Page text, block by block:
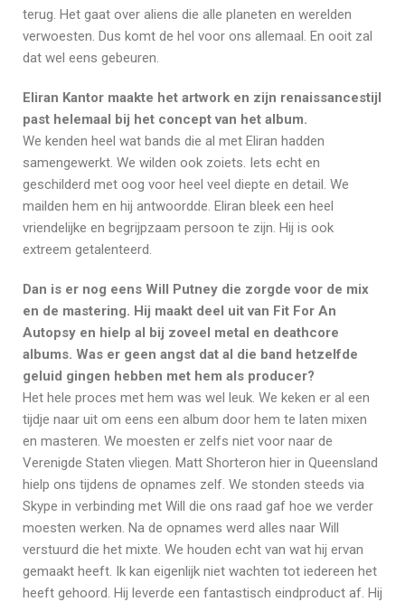
terug. Het gaat over aliens die alle planeten en werelden
verwoesten. Dus komt de hel voor ons allemaal. En ooit zal
dat wel eens gebeuren.
Eliran Kantor maakte het artwork en zijn renaissancestijl
past helemaal bij het concept van het album.
We kenden heel wat bands die al met Eliran hadden
samengewerkt. We wilden ook zoiets. Iets echt en
geschilderd met oog voor heel veel diepte en detail. We
mailden hem en hij antwoordde. Eliran bleek een heel
vriendelijke en begrijpzaam persoon te zijn. Hij is ook
extreem getalenteerd.
Dan is er nog eens Will Putney die zorgde voor de mix
en de mastering. Hij maakt deel uit van Fit For An
Autopsy en hielp al bij zoveel metal en deathcore
albums. Was er geen angst dat al die band hetzelfde
geluid gingen hebben met hem als producer?
Het hele proces met hem was wel leuk. We keken er al een
tijdje naar uit om eens een album door hem te laten mixen
en masteren. We moesten er zelfs niet voor naar de
Verenigde Staten vliegen. Matt Shorteron hier in Queensland
hielp ons tijdens de opnames zelf. We stonden steeds via
Skype in verbinding met Will die ons raad gaf hoe we verder
moesten werken. Na de opnames werd alles naar Will
verstuurd die het mixte. We houden echt van wat hij ervan
gemaakt heeft. Ik kan eigenlijk niet wachten tot iedereen het
heeft gehoord. Hij leverde een fantastisch eindproduct af. Hij